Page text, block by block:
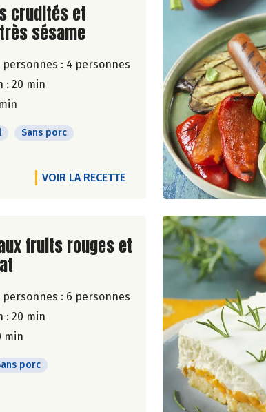
de la recette
crudités et
sésame
: 4 personnes
: 20 min
Sans porc
VOIR LA RECETTE
de la recette
fruits rouges et
: 6 personnes
: 20 min
min
porc